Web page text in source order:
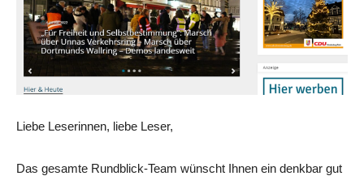
Liebe Leserinnen, liebe Leser,
Das gesamte Rundblick-Team wünscht Ihnen ein denkbar gut